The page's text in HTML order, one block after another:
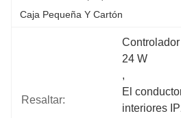
Caja Pequeña Y Cartón
Resaltar:
24 W
,
El
interiores